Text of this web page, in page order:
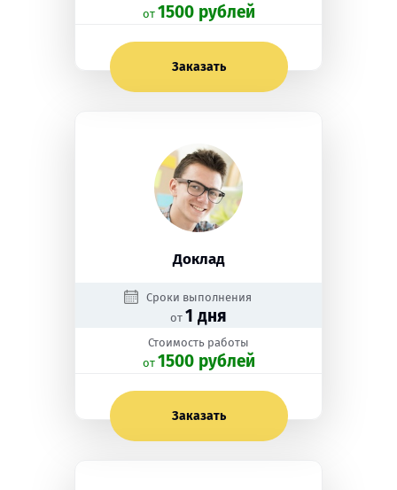
oт 1500 рублей
Заказать
Доклад
Сроки выполнения
от 1 дня
Стоимость работы
oт 1500 рублей
Заказать